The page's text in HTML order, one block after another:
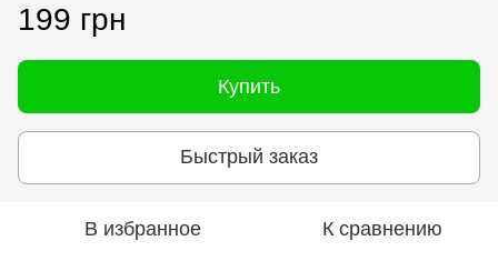
199 грн
Купить
Быстрый заказ
В избранное К сравнению